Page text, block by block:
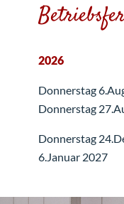
2026
Donnerstag
Donnerstag
Donnerstag
6.Januar 2027